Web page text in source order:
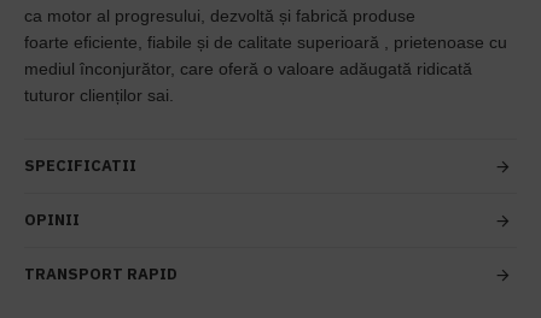
ca motor al progresului, dezvoltă și fabrică produse
foarte eficiente, fiabile și de calitate superioară , prietenoase cu
mediul înconjurător, care oferă o valoare adăugată ridicată
tuturor clienților sai.
SPECIFICATII
OPINII
TRANSPORT RAPID